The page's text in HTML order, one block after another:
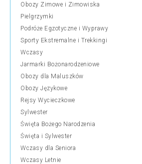
Obozy Zimowe i Zimowiska
Pielgrzymki
Podróże Egzotyczne i Wyprawy
Sporty Ekstremalne i Trekkingi
Wczasy
Jarmarki Bożonarodzeniowe
Obozy dla Maluszków
Obozy Językowe
Rejsy Wycieczkowe
Sylwester
Święta Bożego Narodzenia
Święta i Sylwester
Wczasy dla Seniora
Wczasy Letnie